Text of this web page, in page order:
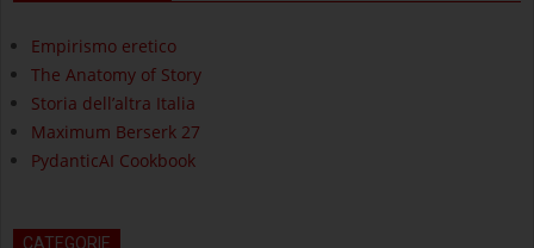
Empirismo eretico
The Anatomy of Story
Storia dell’altra Italia
Maximum Berserk 27
PydanticAI Cookbook
CATEGORIE